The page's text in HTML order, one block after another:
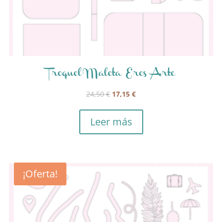
Troquel Maleta Eres Arte
24,50€ El
original
era:
17,15 €El
Leer más
¡Oferta!